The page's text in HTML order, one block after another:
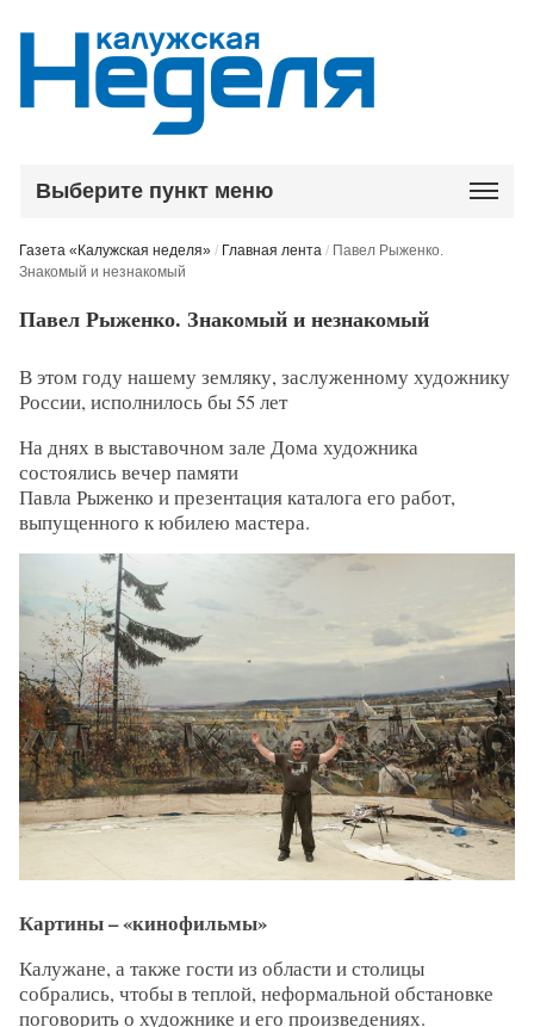
Выберите пункт меню
Газета «Калужская неделя» / Главная лента / Павел Рыженко.
Знакомый и незнакомый
Павел Рыженко. Знакомый и незнакомый
В этом году нашему земляку, заслуженному художнику
России, исполнилось бы 55 лет
На днях в выставочном зале Дома художника
состоялись вечер памяти
Павла Рыженко и презентация каталога его работ,
выпущенного к юбилею мастера.
Картины – «кинофильмы»
Калужане, а также гости из области и столицы
собрались, чтобы в теплой, неформальной обстановке
поговорить о художнике и его произведениях.